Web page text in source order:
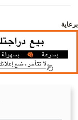
برعاية